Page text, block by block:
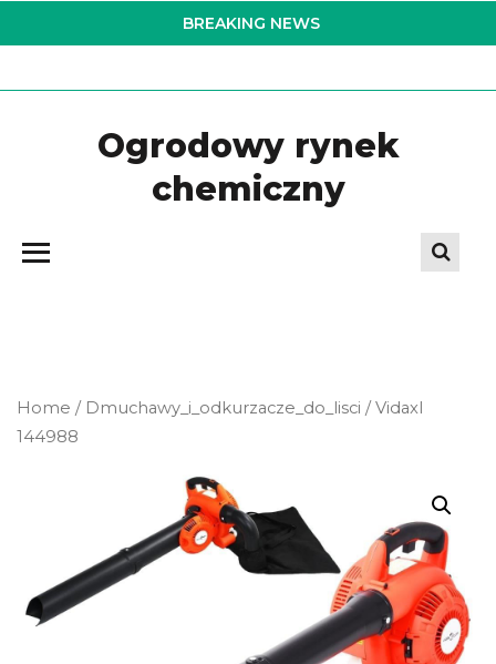
to
BREAKING NEWS
Ogrodowy rynek
chemiczny
Home / Dmuchawy_i_odkurzacze_do_lisci / Vidaxl
144988